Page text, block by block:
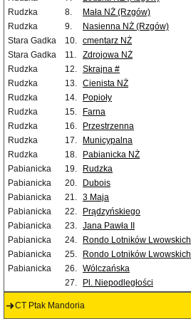
Rudzka
8. Mała NŻ (Rzgów)
Rudzka
9. Nasienna NŻ (Rzgów)
Stara Gadka
10. cmentarz NŻ
Stara Gadka
11. Zdrojowa NŻ
Rudzka
12. Skrajna #
Rudzka
13. Cienista NŻ
Rudzka
14. Popioły
Rudzka
15. Farna
Rudzka
16. Przestrzenna
Rudzka
17. Municypalna
Rudzka
18. Pabianicka NŻ
Pabianicka
19. Rudzka
Pabianicka
20. Dubois
Pabianicka
21. 3 Maja
Pabianicka
22. Prądzyńskiego
Pabianicka
23. Jana Pawła II
Pabianicka
24. Rondo Lotników Lwowskich
Pabianicka
25. Rondo Lotników Lwowskich
Pabianicka
26. Wólczańska
27.
Pl. Niepodległości
CT Ptak Mandoria